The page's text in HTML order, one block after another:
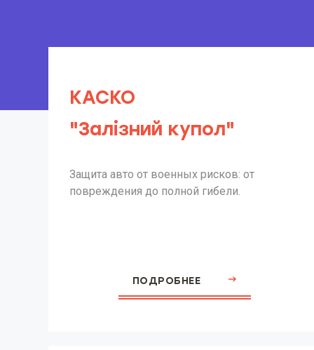
КАСКО
"Залізний купол"
Защита авто от военных рисков: от
повреждения до полной гибели.
ПОДРОБНЕЕ